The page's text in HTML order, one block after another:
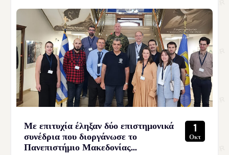
Με επιτυχία έληξαν δύο επιστημονικά
συνέδρια που διοργάνωσε το
Πανεπιστήμιο Μακεδονίας...
1
Οκτ